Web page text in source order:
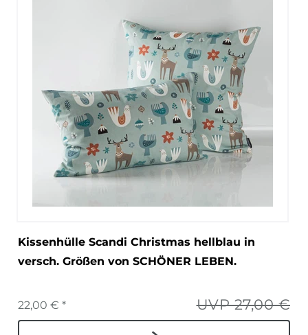
Kissenhülle Scandi Christmas hellblau in
versch. Größen von SCHÖNER LEBEN.
UVP 27,00 €
22,00 € *